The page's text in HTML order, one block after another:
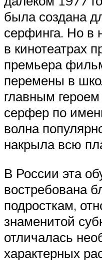
была создана
серфинга. Но в
в кинотеатрах
премьера
перемены в
главным героем
серфер по
волна
накрыла всю
В России эта
востребована
подросткам,
знаменитой
отличалась
характерных